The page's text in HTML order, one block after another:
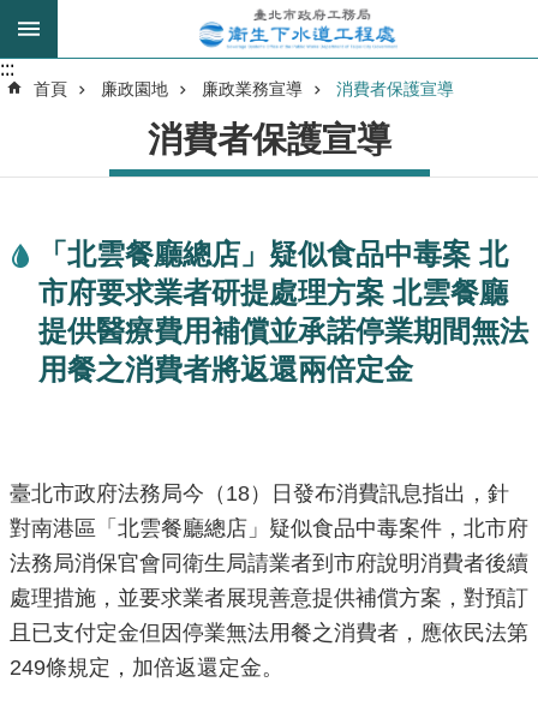
跳到主要內容區塊
進
我
的
身
分
是
訊
息
機
介
紹
:::
:::
首頁 廉政園地 廉政業務宣導 消費者保護宣導
消費者保護宣導
「北雲餐廳總店」疑似食品中毒案 北
市府要求業者研提處理方案 北雲餐廳
提供醫療費用補償並承諾停業期間無法
用餐之消費者將返還兩倍定金
臺北市政府法務局今（18）日發布消費訊息指出，針
對南港區「北雲餐廳總店」疑似食品中毒案件，北市府
法務局消保官會同衛生局請業者到市府說明消費者後續
處理措施，並要求業者展現善意提供補償方案，對預訂
且已支付定金但因停業無法用餐之消費者，應依民法第
249條規定，加倍返還定金。